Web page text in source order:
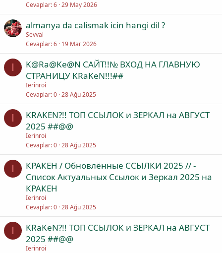
Cevaplar 6 29 May 2026
almanya da calismak icin hangi dil ?
Sevval
Cevaplar 6 19 Mar 2026
I
K@Ra@Ke@N САЙТ!!№ ВХОД НА ГЛАВНУЮ
СТРАНИЦУ KRaKeN!!!##
Ierinroi
Cevaplar 0 28 Ağu 2025
I
KRAKEN?!! ТОП ССЫЛОК и ЗЕРКАЛ на АВГУСТ
2025 ##@@
Ierinroi
Cevaplar 0 28 Ağu 2025
I
КРАКEН / Обновлённые ССЫЛКИ 2025 // -
Список Актуальных Ссылок и Зеркал 2025 на
КРАКEН
Ierinroi
Cevaplar 0 28 Ağu 2025
I
KRaKeN?!! ТОП ССЫЛОК и ЗЕРКАЛ на АВГУСТ
2025 ##@@
Ierinroi